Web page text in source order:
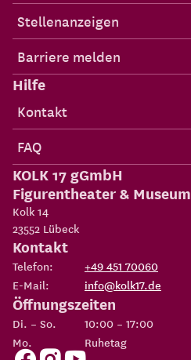
Stellenanzeigen
Barriere melden
Hilfe
Kontakt
FAQ
KOLK 17 gGmbH
Figurentheater & Museum
Kolk 14
23552 Lübeck
Kontakt
Telefon:
+49 451 70060
E-Mail:
info@kolk17.de
Öffnungszeiten
Di. – So.
10:00 – 17:00
Mo.
Ruhetag